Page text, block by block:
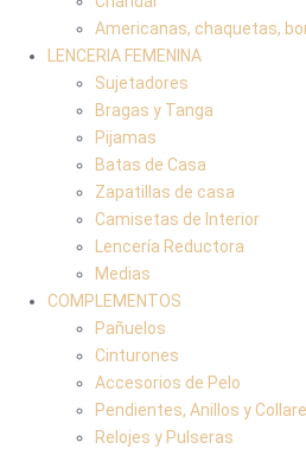
Americanas, chaquetas,
LENCERIA FEMENINA
Sujetadores
Bragas y Tanga
Pijamas
Batas de Casa
Zapatillas de casa
Camisetas de Interior
Lencería Reductora
Medias
COMPLEMENTOS
Pañuelos
Cinturones
Accesorios de Pelo
Pendientes, Anillos y
Relojes y Pulseras